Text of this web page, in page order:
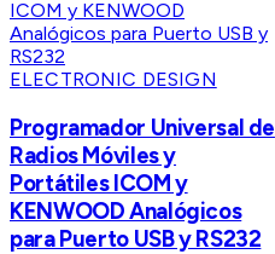
ELECTRONIC DESIGN
Programador Universal de
Radios Móviles y
Portátiles ICOM y
KENWOOD Analógicos
para Puerto USB y RS232